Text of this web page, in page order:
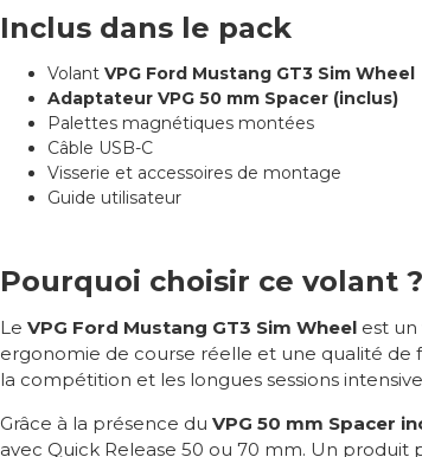
Inclus dans le pack
Volant VPG Ford Mustang GT3 Sim Wheel
Adaptateur VPG 50 mm Spacer (inclus)
Palettes magnétiques montées
Câble USB-C
Visserie et accessoires de montage
Guide utilisateur
Pourquoi choisir ce volant ?
Le VPG Ford Mustang GT3 Sim Wheel est
ergonomie de course réelle et une qualité de
la compétition et les longues sessions
Grâce à la présence du VPG 50 mm Spacer
avec Quick Release 50 ou 70 mm. Un